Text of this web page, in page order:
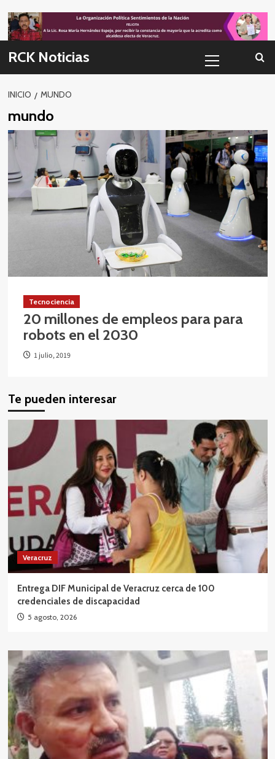
to
content
RCK Noticias
primario
INICIO MUNDO
mundo
Tecnociencia
20 millones de empleos para para
robots en el 2030
1 julio, 2019
Te pueden interesar
Veracruz
Entrega DIF Municipal de Veracruz cerca de 100
credenciales de discapacidad
5 agosto, 2026